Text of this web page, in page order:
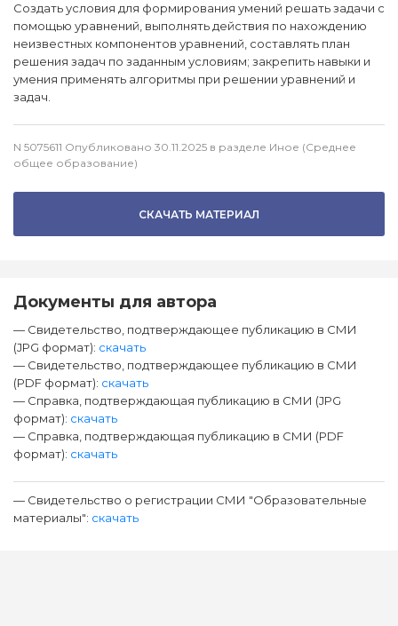
Создать условия для формирования умений решать задачи с
помощью уравнений, выполнять действия по нахождению
неизвестных компонентов уравнений, составлять план
решения задач по заданным условиям; закрепить навыки и
умения применять алгоритмы при решении уравнений и
задач.
N 5075611 Опубликовано 30.11.2025 в разделе Иное (Среднее
общее образование)
СКАЧАТЬ МАТЕРИАЛ
Документы для автора
— Свидетельство, подтверждающее публикацию в СМИ
(JPG формат): скачать
— Свидетельство, подтверждающее публикацию в СМИ
(PDF формат): скачать
— Справка, подтверждающая публикацию в СМИ (JPG
формат): скачать
— Справка, подтверждающая публикацию в СМИ (PDF
формат): скачать
— Свидетельство о регистрации СМИ "Образовательные
материалы": скачать